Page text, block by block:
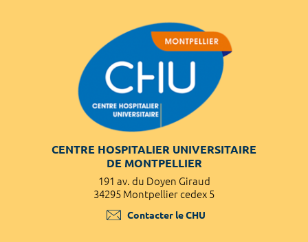
CENTRE HOSPITALIER UNIVERSITAIRE
DE MONTPELLIER
191 av. du Doyen Giraud
34295 Montpellier cedex 5
Contacter le CHU